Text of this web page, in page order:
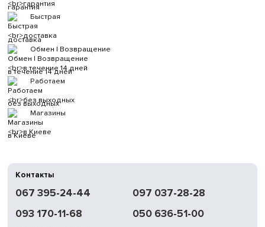
гарантия
Быстрая
доставка
Обмен | Возвращение
в течение 14 дней
Работаем
без выходных
Магазины
в Киеве
Контакты
067 395-24-44
097 037-28-28
093 170-11-68
050 636-51-00